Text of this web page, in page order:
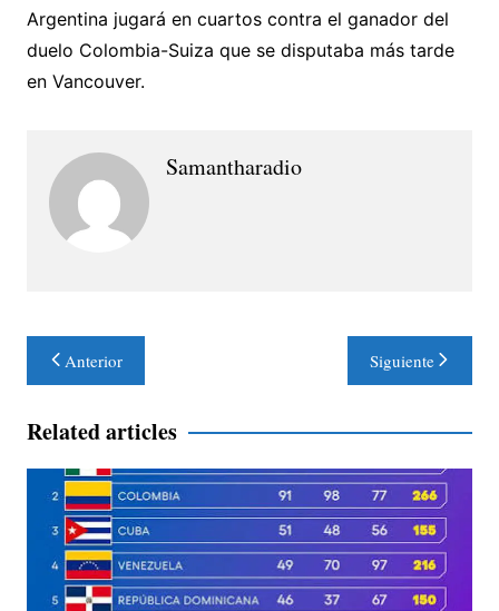
Argentina jugará en cuartos contra el ganador del
duelo Colombia-Suiza que se disputaba más tarde
en Vancouver.
Samantharadio
Navegación
de
entradas
Anterior Siguiente
Related articles